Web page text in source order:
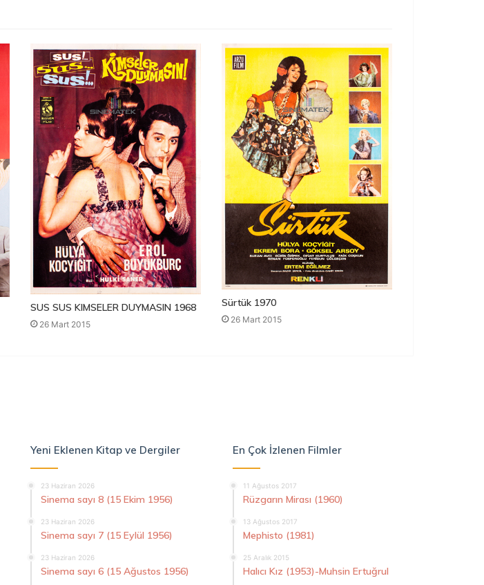
SUS SUS KIMSELER DUYMASIN 1968
26 Mart 2015
Sürtük 1970
26 Mart 2015
Yeni Eklenen Kitap ve Dergiler
23 Haziran 2026
Sinema sayı 8 (15 Ekim 1956)
23 Haziran 2026
Sinema sayı 7 (15 Eylül 1956)
23 Haziran 2026
Sinema sayı 6 (15 Ağustos 1956)
En Çok İzlenen Filmler
11 Ağustos 2017
Rüzgarın Mirası (1960)
13 Ağustos 2017
Mephisto (1981)
25 Aralık 2015
Halıcı Kız (1953)-Muhsin Ertuğrul